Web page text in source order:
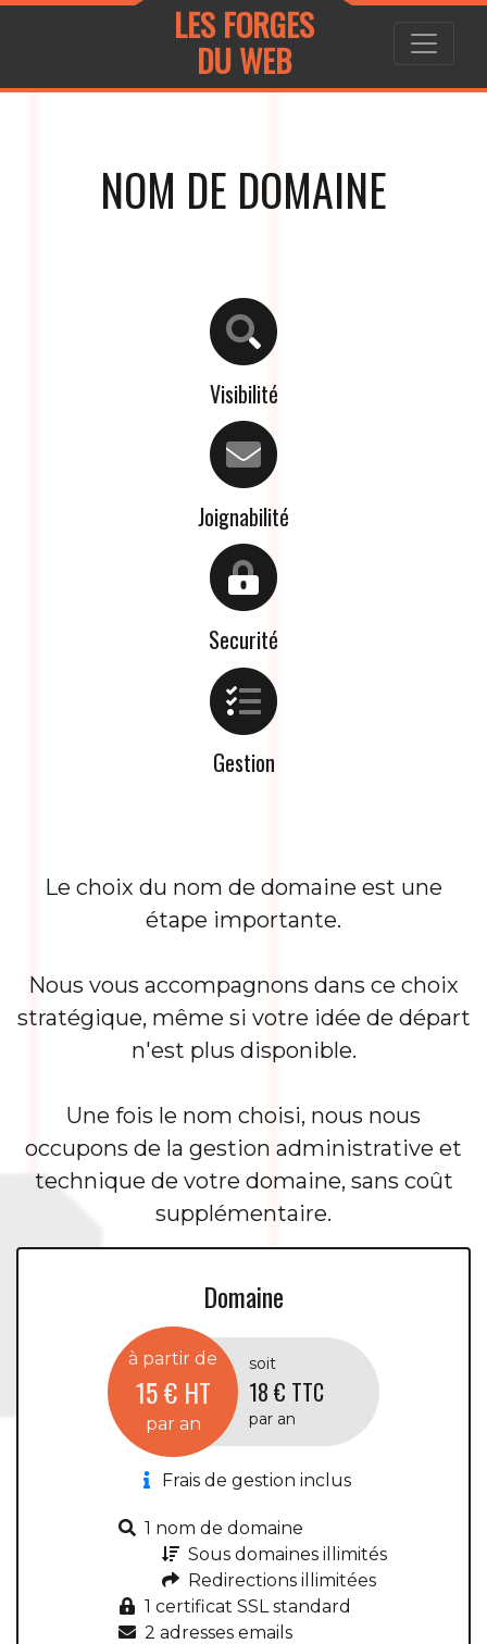
LES FORGES
DU WEB
NOM DE DOMAINE
Visibilité
Joignabilité
Securité
Gestion
Le choix du nom de domaine est une
étape importante.
Nous vous accompagnons dans ce choix
stratégique, même si votre idée de départ
n'est plus disponible.
Une fois le nom choisi, nous nous
occupons de la gestion administrative et
technique de votre domaine, sans coût
supplémentaire.
Domaine
à partir de
15 € HT
par an
soit
18 € TTC
par an
Frais de gestion inclus
1 nom de domaine
Sous domaines illimités
Redirections illimitées
1 certificat SSL standard
2 adresses emails